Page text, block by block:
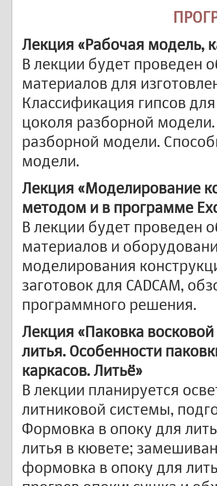
Лекция «Рабочая модель,
В лекции будет проведен
материалов для
Классификация гипсов
цоколя разборной
разборной модели.
модели.
Лекция «Моделирование
методом и в программе
В лекции будет проведен
материалов и
моделирования
заготовок для CADCAM,
программного решения.
Лекция «Паковка
литья. Особенности
каркасов. Литьё»
В лекции планируется
литниковой системы,
Формовка в опоку для
литья в кювете;
формовка в опоку для